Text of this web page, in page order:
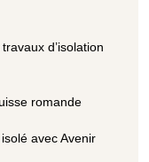
d’isolation
romande
avec Avenir